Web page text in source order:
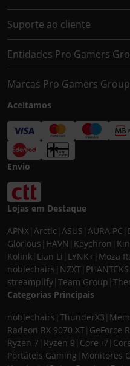
Suporte ao cliente
Entidades Pro Gamers
Marcas Pro Gamers Group
Aceitamos
Envio
Lojas em Destaque
APNX Arctic ASUS AURA PC
Glorious HAVN Keychron
Kolink Lian Li LYNK+ Moza
noblechairs NZXT PHANTEKS
streamplify Team Group
Categorias Principais
noblechairs ThunderX3
Radeon RX 9070 XT GeForce
Ryzen 7 Ryzen 9 Core i7
Portáteis Gaming Monitores